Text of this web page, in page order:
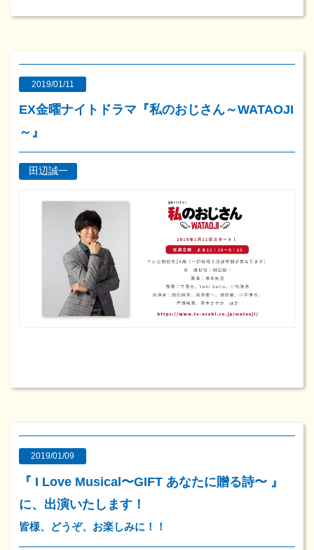
2019/01/11
EX金曜ナイトドラマ『私のおじさん～WATAOJI
～』
田辺誠一
2019/01/09
『 I Love Musical〜GIFT あなたに贈る詩〜 』
に、出演いたします！
皆様、どうぞ、お楽しみに！！